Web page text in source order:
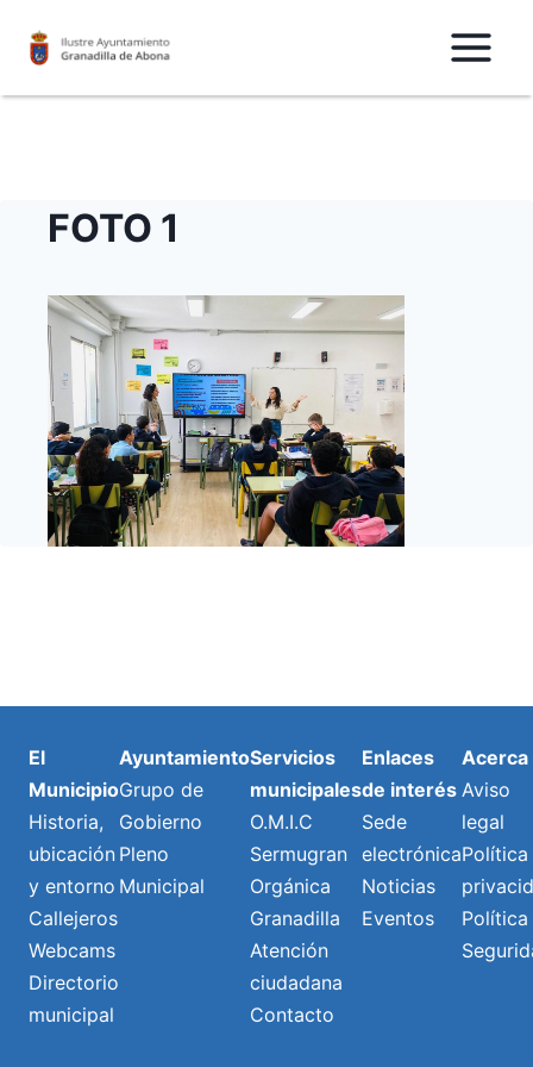
FOTO 1
El
Municipio
Historia,
ubicación
y entorno
Callejeros
Webcams
Directorio
municipal
Ayuntamiento
Grupo de
Gobierno
Pleno
Municipal
Servicios
municipales
O.M.I.C
Sermugran
Orgánica
Granadilla
Atención
ciudadana
Contacto
Enlaces
de interés
Sede
electrónica
Noticias
Eventos
Acerca
Aviso
legal
Política
Política